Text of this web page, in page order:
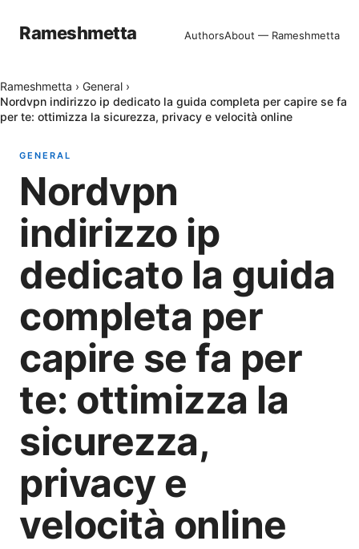
Rameshmetta AuthorsAbout — Rameshmetta
Rameshmetta › General ›
Nordvpn indirizzo ip dedicato la guida completa per capire se fa
per te: ottimizza la sicurezza, privacy e velocità online
GENERAL
Nordvpn
indirizzo ip
dedicato la guida
completa per
capire se fa per
te: ottimizza la
sicurezza,
privacy e
velocità online